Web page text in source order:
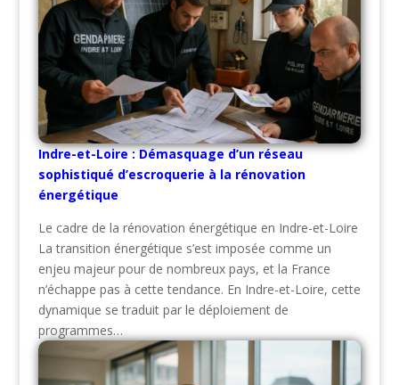
Indre-et-Loire : Démasquage d’un réseau
sophistiqué d’escroquerie à la rénovation
énergétique
Le cadre de la rénovation énergétique en Indre-et-Loire
La transition énergétique s’est imposée comme un
enjeu majeur pour de nombreux pays, et la France
n’échappe pas à cette tendance. En Indre-et-Loire, cette
dynamique se traduit par le déploiement de
programmes…